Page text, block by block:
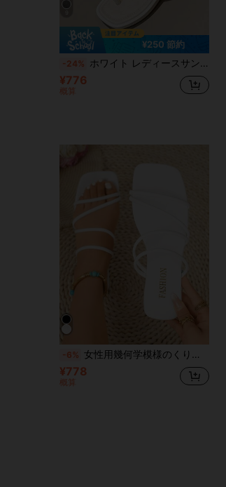
¥250 節約
-24% ホワイト レディースサンダル、レディース アウトドア ソフトソール ビーチサンダル、レディース 夏新作サンダル、レディース サマーサンダル、ビーチサンダル、ビーチサンダル、シンプルスタイル レディースサンダル、フラット スクエアトゥ 軽量 快適サンダル、カジュアル ホーム ビーチサンダル、ビーチ、アウトドア、パーティーサンダル、レディース サマーフットウェア、ビーチ必需品、ボヘミアン
¥776
概算
-6% 女性用幾何学模様のくりぬきサンダル、通勤用カラーブロック クロスデザインビーチシューズ、通気性のあるソフトボトム 女性夏ファッションオープントウ編み込みスリッパ
¥778
概算